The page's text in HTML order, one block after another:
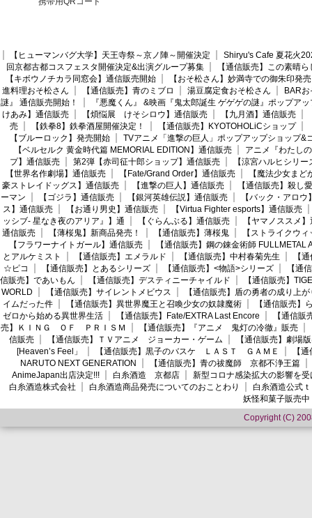
【ヒューマンバグ大学】天王寺祭～京ノ陣～開催決定
Shiryu's Cafe 夏花火
回京都古都コスフェスタ開催決定&出演グループ募集
【通信販売】この素晴
【キボウノチカラ同窓会】通信販売開始
【おそ松さん】妙満寺での御朱印発売
進料理おそ松さん
【通信販売】青のミブロ 湯豆腐定食おそ松さん
BAR
謎』 通信販売開始！
『悪魔くん』 &映画『鬼太郎誕生 ゲゲゲの謎』ポップア
けあみ】通信販売
【煩悩展 けそシロウ】通信販売 【九月酒】通信販売
売
【鉄拳8】鉄拳酒屋開催決定！ 【通信販売】KYOTOHOLiCショップ
【ブルーロック】発売開始
TVアニメ「進撃の巨人」ポップアップショップ&
【ベルセルク 黄金時代篇 MEMORIAL EDITION】通信販売
アニメ『わたし
プ】通信販売
第2弾【赤司征十郎ショップ】通信販売
【涼宮ハルヒシリ
【世界名作劇場】通信販売
【Fate/Grand Order】通信販売
【魔法少女ま
豪ストレイドッグス】通信販売
【進撃の巨人】通信販売
【通信販売】殺し愛
ーマン
【ゴジラ】通信販売 【銀河英雄伝説】通信販売
【バック・アロウ
ス】通信販売
【お通り男史】通信販売
【Virtua Fighter esports】通信販売
ッシブ- 星なき夜のアリア』】通
【ぐらんぶる】通信販売
【ヤマノススメ
通信販売
【薄桜鬼】新商品発売！ 【通信販売】薄桜鬼
【ストライクウ
【フラワーナイトガール】通信販売
【通信販売】鋼の錬金術師 FULLMETAL
とアルケミスト
【通信販売】エメラルド 【通信販売】中村春菊先生
【
☆ピコ
【通信販売】とあるシリーズ 【通信販売】<物語>シリーズ
【通
信販売】であいもん
【通信販売】デスティニーチャイルド
【通信販売】
WORLD
【通信販売】サイレントメビウス
【通信販売】盾の勇者の成り上が
イムだった件
【通信販売】異世界魔王と召喚少女の奴隷魔術
【通信販売】
ゼロから始める異世界生活
【通信販売】Fate/EXTRA Last Encore
【通信
売】ＫＩＮＧ ＯＦ ＰＲＩＳＭ
【通信販売】『アニメ 鬼灯の冷徹』販売
信販売
【通信販売】ＴＶアニメ ジョーカー・ゲーム
【通信販売】劇場
[Heaven’s Feel」
【通信販売】黒子のバスケ ＬＡＳＴ ＧＡＭＥ
【
NARUTO NEXT GENERATION
【通信販売】青の祓魔師 京都不浄王篇
AnimeJapan出店決定!!!
白糸酒造 京都店
新型コロナ感染拡大の影響を
白糸酒造株式会社
白糸酒造商品発売についてのおことわり
白糸酒造公式
妖怪和菓子販売中
Copyright (C)